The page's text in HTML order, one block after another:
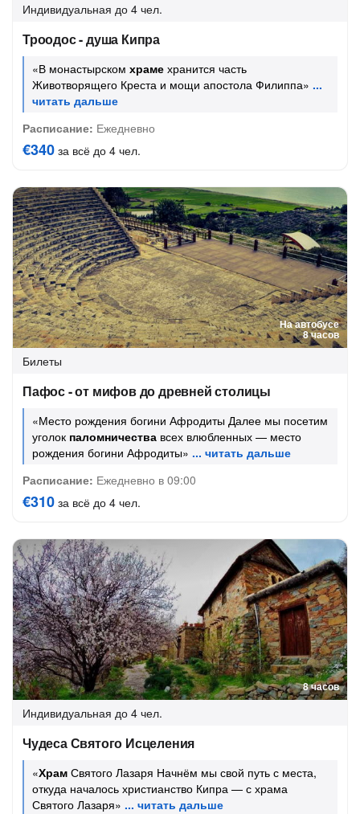
Индивидуальная до 4 чел.
Троодос - душа Кипра
«В монастырском храме хранится часть
Животворящего Креста и мощи апостола Филиппа»
Расписание: Ежедневно
€340 за всё до 4 чел.
На автобусе
8 часов
Билеты
Пафос - от мифов до древней столицы
«Место рождения богини Афродиты Далее мы посетим
уголок паломничества всех влюбленных — место
рождения богини Афродиты»
Расписание: Ежедневно в 09:00
€310 за всё до 4 чел.
8 часов
Индивидуальная до 4 чел.
Чудеса Святого Исцеления
«Храм Святого Лазаря Начнём мы свой путь с места,
откуда началось христианство Кипра — с храма
Святого Лазаря»